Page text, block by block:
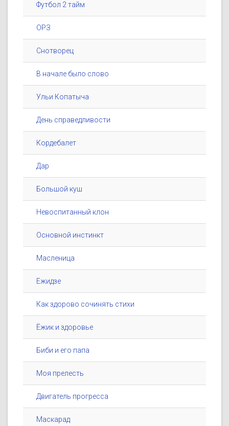
Футбол 2 тайм
ОРЗ
Снотворец
В начале было слово
Ульи Копатыча
День справедливости
Кордебалет
Дар
Большой куш
Невоспитанный клон
Основной инстинкт
Масленица
Ежидзе
Как здорово сочинять стихи
Ёжик и здоровье
Биби и его папа
Моя прелесть
Двигатель прогресса
Маскарад